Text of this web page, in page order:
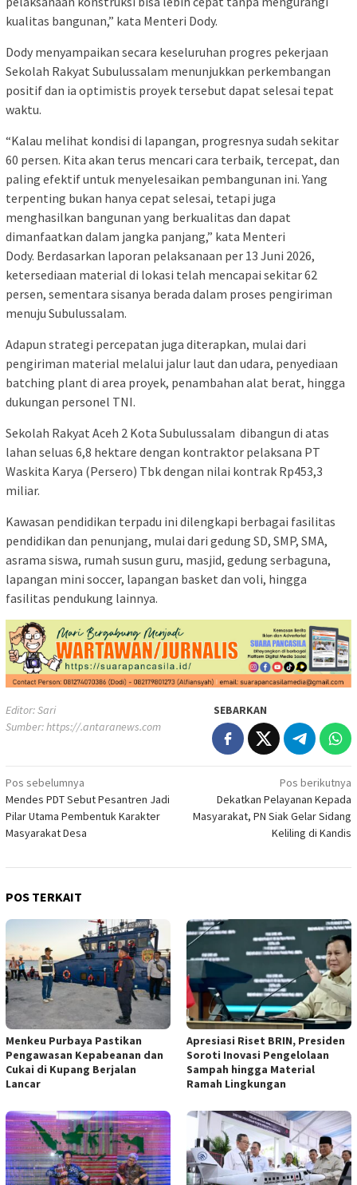
kualitas bangunan,” kata Menteri Dody.
Dody menyampaikan secara keseluruhan progres pekerjaan
Sekolah Rakyat Subulussalam menunjukkan perkembangan
positif dan ia optimistis proyek tersebut dapat selesai tepat
waktu.
“Kalau melihat kondisi di lapangan, progresnya sudah sekitar
60 persen. Kita akan terus mencari cara terbaik, tercepat, dan
paling efektif untuk menyelesaikan pembangunan ini. Yang
terpenting bukan hanya cepat selesai, tetapi juga
menghasilkan bangunan yang berkualitas dan dapat
dimanfaatkan dalam jangka panjang,” kata Menteri
Dody. Berdasarkan laporan pelaksanaan per 13 Juni 2026,
ketersediaan material di lokasi telah mencapai sekitar 62
persen, sementara sisanya berada dalam proses pengiriman
menuju Subulussalam.
Adapun strategi percepatan juga diterapkan, mulai dari
pengiriman material melalui jalur laut dan udara, penyediaan
batching plant di area proyek, penambahan alat berat, hingga
dukungan personel TNI.
Sekolah Rakyat Aceh 2 Kota Subulussalam dibangun di atas
lahan seluas 6,8 hektare dengan kontraktor pelaksana PT
Waskita Karya (Persero) Tbk dengan nilai kontrak Rp453,3
miliar.
Kawasan pendidikan terpadu ini dilengkapi berbagai fasilitas
pendidikan dan penunjang, mulai dari gedung SD, SMP, SMA,
asrama siswa, rumah susun guru, masjid, gedung serbaguna,
lapangan mini soccer, lapangan basket dan voli, hingga
fasilitas pendukung lainnya.
Editor: Sari
Sumber:https://.antaranews.com
SEBARKAN
Navigasi
pos
Pos sebelumnya
Mendes PDT Sebut Pesantren Jadi
Pilar Utama Pembentuk Karakter
Masyarakat Desa
Pos berikutnya
Dekatkan Pelayanan Kepada
Masyarakat, PN Siak Gelar Sidang
Keliling di Kandis
POS TERKAIT
Menkeu Purbaya Pastikan
Pengawasan Kepabeanan dan
Cukai di Kupang Berjalan
Lancar
Apresiasi Riset BRIN, Presiden
Soroti Inovasi Pengelolaan
Sampah hingga Material
Ramah Lingkungan